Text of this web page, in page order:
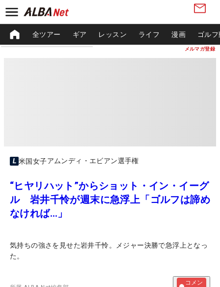
メルマガ登録
全ツアー ギア レッスン ライフ 漫画 ゴル
米国女子アムンディ・エビアン選手権
“ヒヤリハット”からショット・イン・イーグ
ル 岩井千怜が週末に急浮上「ゴルフは諦め
なければ…」
気持ちの強さを見せた岩井千怜。メジャー決勝で急浮上となっ
た。
コメン